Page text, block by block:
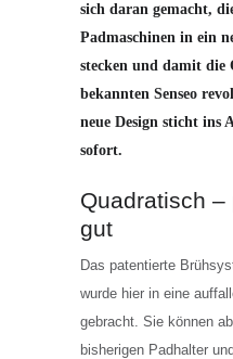
sich daran gemacht,
Padmaschinen in ein
stecken und damit die
bekannten Senseo
neue Design sticht ins
sofort.
Quadratisch
gut
Das patentierte
wurde hier in eine
gebracht. Sie können
bisherigen Padhalter